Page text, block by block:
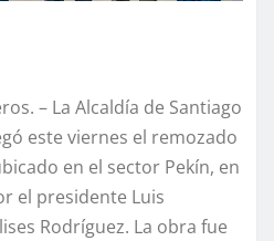
– La Alcaldía de Santiago
este viernes el remozado
en el sector Pekín, en
el presidente Luis
Rodríguez. La obra fue